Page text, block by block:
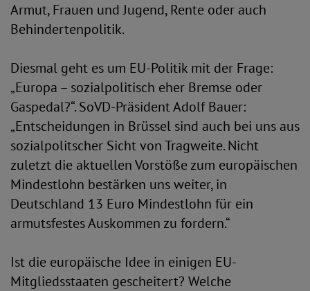
Armut, Frauen und Jugend, Rente oder auch
Behindertenpolitik.
Diesmal geht es um EU-Politik mit der Frage:
„Europa – sozialpolitisch eher Bremse oder
Gaspedal?“. SoVD-Präsident Adolf Bauer:
„Entscheidungen in Brüssel sind auch bei uns aus
sozialpolitscher Sicht von Tragweite. Nicht
zuletzt die aktuellen Vorstöße zum europäischen
Mindestlohn bestärken uns weiter, in
Deutschland 13 Euro Mindestlohn für ein
armutsfestes Auskommen zu fordern.“
Ist die europäische Idee in einigen EU-
Mitgliedsstaaten gescheitert? Welche